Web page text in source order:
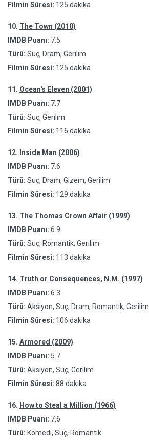
Filmin Süresi: 125 dakika
10. The Town (2010)
IMDB Puanı: 7.5
Türü: Suç, Dram, Gerilim
Filmin Süresi: 125 dakika
11. Ocean's Eleven (2001)
IMDB Puanı: 7.7
Türü: Suç, Gerilim
Filmin Süresi: 116 dakika
12. Inside Man (2006)
IMDB Puanı: 7.6
Türü: Suç, Dram, Gizem, Gerilim
Filmin Süresi: 129 dakika
13. The Thomas Crown Affair (1999)
IMDB Puanı: 6.9
Türü: Suç, Romantik, Gerilim
Filmin Süresi: 113 dakika
14. Truth or Consequences, N.M. (1997)
IMDB Puanı: 6.3
Türü: Aksiyon, Suç, Dram, Romantik, Gerilim
Filmin Süresi: 106 dakika
15. Armored (2009)
IMDB Puanı: 5.7
Türü: Aksiyon, Suç, Gerilim
Filmin Süresi: 88 dakika
16. How to Steal a Million (1966)
IMDB Puanı: 7.6
Türü: Komedi, Suç, Romantik